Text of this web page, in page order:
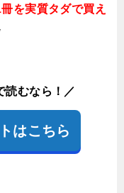
を実質タダで買え
読むなら！／
はこちら